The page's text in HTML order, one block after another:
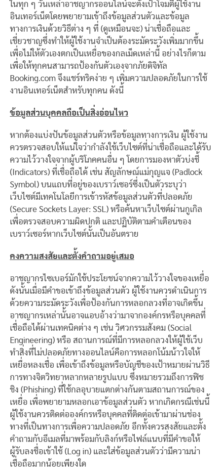
ในทุก ๆ วันเหล่าอาชญากรออนไลน์จะตั้งเป้าโจมตีผู้ใช้งาน
อินเทอร์เน็ตโดยพยายามเข้าถึงข้อมูลส่วนตัวและข้อมูล
ทางการเงินด้วยวิธีต่าง ๆ ที่ (ดูเหมือนจะ) น่าเชื่อถือและ
เชี่ยวชาญซึ่งทำให้ผู้ใช้งานจำเป็นต้องระมัดระวังเพิ่มมากขึ้น
เพื่อไม่ให้ตัวเองตกเป็นเหยื่อของกลเม็ดเหล่านี้ อย่างไรก็ตาม
เพื่อให้ทุกคนสามารถป้องกันตัวเองจากภัยดิจิทัล
Booking.com จึงแชร์ทริคง่าย ๆ เพิ่มความปลอดภัยในการใช้
งานอินเทอร์เน็ตสำหรับทุกคน ดังนี้
ข้อมูลส่วนบุคคลถือเป็นสิ่งอ่อนไหว
หากต้องแบ่งปันข้อมูลส่วนตัวหรือข้อมูลทางการเงิน ผู้ใช้งาน
ควรตรวจสอบให้แน่ใจว่ากำลังใช้เว็บไซต์ที่น่าเชื่อถือและได้รับ
ความไว้วางใจจากผู้บริโภคคนอื่น ๆ โดยการมองหาตัวบ่งชี้
(Indicators) ที่เชื่อถือได้ เช่น สัญลักษณ์แม่กุญแจ (Padlock
Symbol) บนแถบที่อยู่ของเบราว์เซอร์ซึ่งเป็นตัวระบุว่า
เว็บไซต์มีเทคโนโลยีการเข้ารหัสข้อมูลส่วนตัวที่ปลอดภัย
(Secure Sockets Layer: SSL) หรือค้นหาเว็บไซต์ผ่านกูเกิล
เพื่อตรวจสอบความผิดปกติ และปฏิบัติตามคำเตือนของ
เบราว์เซอร์หากเว็บไซต์นั้นเป็นอันตราย
คงความสงสัยและตั้งคำถามอยู่เสมอ
อาชญากรไซเบอร์มักใช้ประโยชน์จากความไว้วางใจของเหยื่อ
ดังนั้นเมื่อมีคำขอเข้าถึงข้อมูลส่วนตัว ผู้ใช้งานควรดำเนินการ
ด้วยความระมัดระวังเพื่อป้องกันการหลอกลวงที่อาจเกิดขึ้น
อาชญากรเหล่านั้นอาจแอบอ้างว่ามาจากองค์กรหรือบุคคลที่
เชื่อถือได้ผ่านเทคนิคต่าง ๆ เช่น วิศวกรรมสังคม (Social
Engineering) หรือ สถานการณ์ที่มีการหลอกลวงให้ผู้ใช้เว็บ
ทำสิ่งที่ไม่ปลอดภัยทางออนไลน์คือการหลอกโน้มน้าวใจให้
เหยื่อหลงเชื่อ เพื่อเข้าถึงข้อมูลหรือบัญชีของเป้าหมายผ่านวิธี
การทางจิตวิทยาหลากหลายรูปแบบ ซึ่งหมายรวมถึงการฟิช
ชิง (Phishing) ที่ใช้กลอุบายแตกต่างกันตามสถานการณ์ของ
เหยื่อ เพื่อพยายามหลอกเอาข้อมูลส่วนตัว หากเกิดกรณีเช่นนี้
ผู้ใช้งานควรติดต่อองค์กรหรือบุคคลที่ติดต่อเข้ามาผ่านช่อง
ทางที่เป็นทางการเพื่อความปลอดภัย อีกทั้งควรสงสัยและตั้ง
คำถามกับอีเมลที่มาพร้อมกับลิงก์หรือไฟล์แนบที่มีคำขอให้
ผู้รับลงชื่อเข้าใช้ (Log in) และใส่ข้อมูลส่วนตัวว่ามีความน่า
เชื่อถือมากน้อยเพียงใด